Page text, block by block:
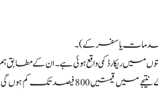
خدمات یا سفر کے)۔
کمی واقع ہوئی ہے۔ ان کے مطابق ہم
دیے جانے والے غیر منصفانہ سبسڈی ختم کر دیے ہیں، جس کے